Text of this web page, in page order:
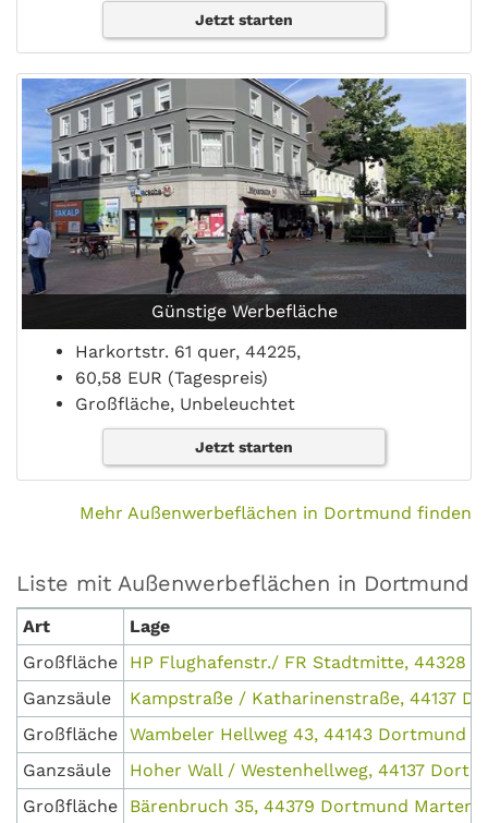
Jetzt starten
Günstige Werbefläche
Harkortstr. 61 quer, 44225,
60,58 EUR (Tagespreis)
Großfläche, Unbeleuchtet
Jetzt starten
Mehr Außenwerbeflächen in Dortmund finden
Liste mit Außenwerbeflächen in Dortmund
Art
Lage
Großfläche
HP Flughafenstr./ FR Stadtmitte, 44328
Ganzsäule
Kampstraße / Katharinenstraße, 44137
Großfläche Wambeler Hellweg 43, 44143 Dortmund
Ganzsäule
Hoher Wall / Westenhellweg, 44137
Großfläche
Bärenbruch 35, 44379 Dortmund Marten